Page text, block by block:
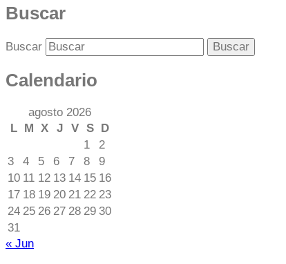
Buscar
Buscar
Calendario
agosto 2026
L M X J V S
D
1
2
3
4 5 6 7 8
9
10 11 12 13 14 15 16
17 18 19 20 21 22 23
24 25 26 27 28 29 30
31
« Jun